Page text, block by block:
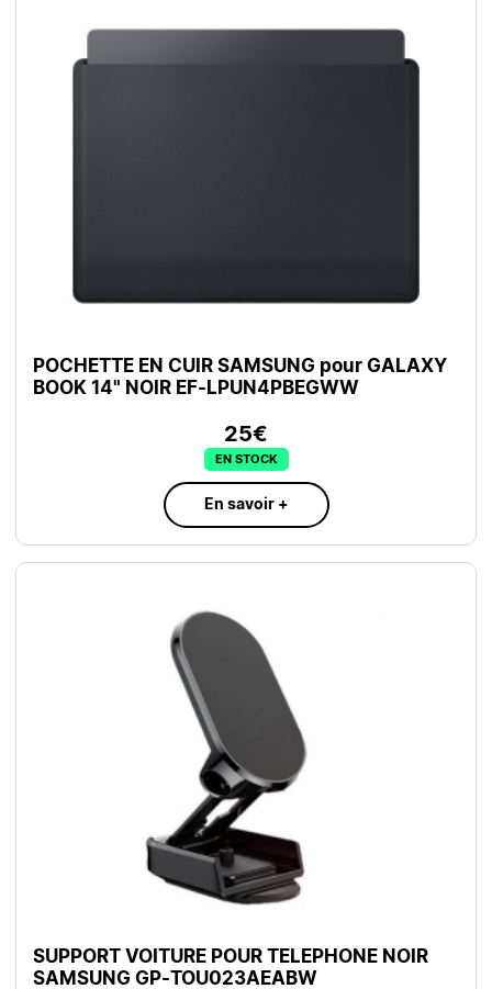
POCHETTE EN CUIR SAMSUNG pour GALAXY
BOOK 14" NOIR EF-LPUN4PBEGWW
25€
EN STOCK
En savoir +
SUPPORT VOITURE POUR TELEPHONE NOIR
SAMSUNG GP-TOU023AEABW